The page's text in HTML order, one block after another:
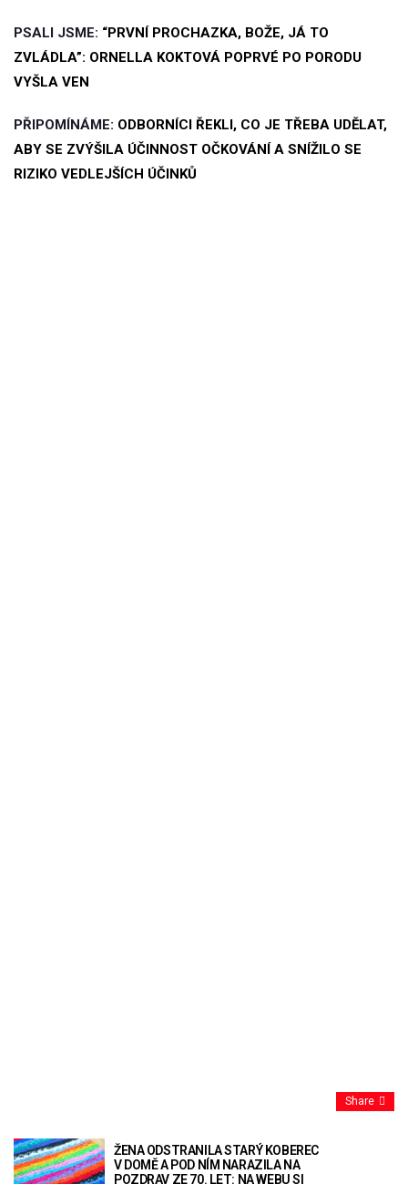
PSALI JSME: “PRVNÍ PROCHAZKA, BOŽE, JÁ TO
ZVLÁDLA”: ORNELLA KOKTOVÁ POPRVÉ PO PORODU
VYŠLA VEN
PŘIPOMÍNÁME: ODBORNÍCI ŘEKLI, CO JE TŘEBA UDĚLAT,
ABY SE ZVÝŠILA ÚČINNOST OČKOVÁNÍ A SNÍŽILO SE
RIZIKO VEDLEJŠÍCH ÚČINKŮ
Share
ŽENA ODSTRANILA STARÝ KOBEREC
V DOMĚ A POD NÍM NARAZILA NA
POZDRAV ZE 70. LET: NA WEBU SI